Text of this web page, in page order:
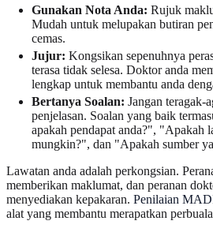
Gunakan Nota Anda: Rujuk
Mudah untuk melupakan butiran
cemas.
Jujur: Kongsikan sepenuhnya
terasa tidak selesa. Doktor anda
lengkap untuk membantu anda
Bertanya Soalan: Jangan teragak-
penjelasan. Soalan yang baik
apakah pendapat anda?", "Apakah
mungkin?", dan "Apakah sumber
Lawatan anda adalah perkongsian.
memberikan maklumat, dan peranan
menyediakan kepakaran. Penilaian
alat yang membantu merapatkan